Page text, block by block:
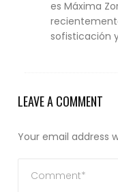
es Máxima
sofisticación
LEAVE A COMMENT
Your email address